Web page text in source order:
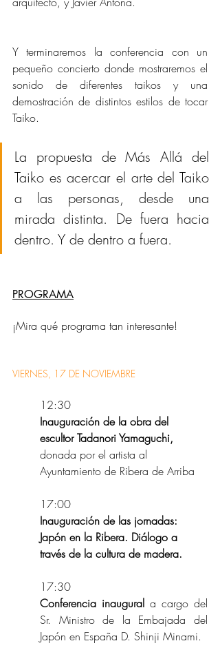
Y terminaremos la conferencia con un
pequeño concierto donde mostraremos el
sonido de diferentes taikos y una
demostración de distintos estilos de tocar
Taiko.
La propuesta de Más Allá del
Taiko es acercar el arte del Taiko
a las personas, desde una
mirada distinta. De fuera hacia
dentro. Y de dentro a fuera.
PROGRAMA
¡Mira qué programa tan interesante!
VIERNES, 17 DE NOVIEMBRE
12:30
Inauguración de la obra del
escultor Tadanori Yamaguchi,
donada por el artista al
Ayuntamiento de Ribera de Arriba
17:00
Inauguración de las jornadas:
Japón en la Ribera. Diálogo a
través de la cultura de madera.
17:30
Conferencia inaugural a cargo del
Sr. Ministro de la Embajada del
Japón en España D. Shinji Minami.